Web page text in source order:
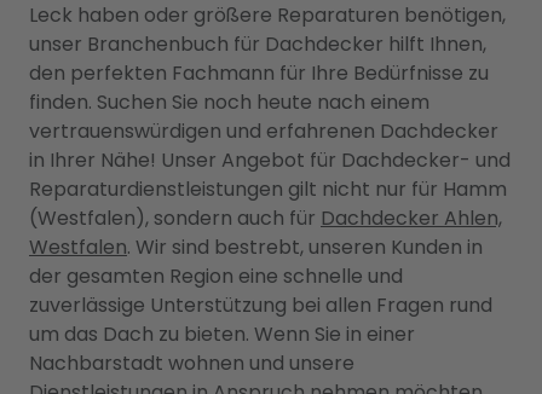
Leck haben oder größere Reparaturen benötigen,
unser Branchenbuch für Dachdecker hilft Ihnen,
den perfekten Fachmann für Ihre Bedürfnisse zu
finden. Suchen Sie noch heute nach einem
vertrauenswürdigen und erfahrenen Dachdecker
in Ihrer Nähe! Unser Angebot für Dachdecker- und
Reparaturdienstleistungen gilt nicht nur für Hamm
(Westfalen), sondern auch für Dachdecker Ahlen,
Westfalen. Wir sind bestrebt, unseren Kunden in
der gesamten Region eine schnelle und
zuverlässige Unterstützung bei allen Fragen rund
um das Dach zu bieten. Wenn Sie in einer
Nachbarstadt wohnen und unsere